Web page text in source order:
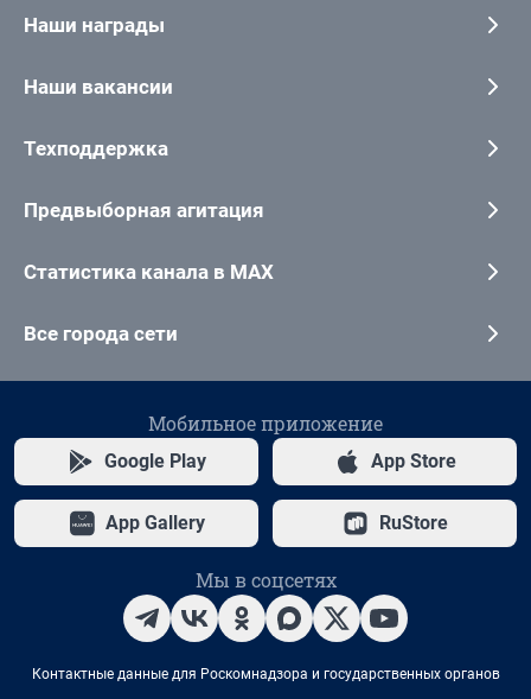
Наши награды
Наши вакансии
Техподдержка
Предвыборная агитация
Статистика канала в MAX
Все города сети
Мобильное приложение
Google Play App Store
App Gallery RuStore
Мы в соцсетях
Контактные данные для Роскомнадзора и государственных органов